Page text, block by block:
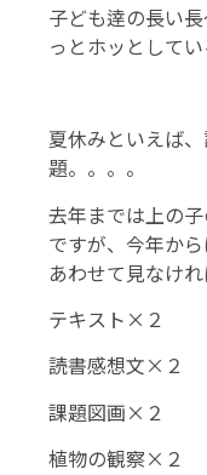
子ども逹の長い
っとホッとして
夏休みといえば
題。。。。
去年までは上の
ですが、今年か
あわせて見なけれ
テキスト×２
読書感想文×２
課題図画×２
植物の観察×２